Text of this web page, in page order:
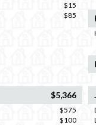
$15
$85
$5,366
$575
$100